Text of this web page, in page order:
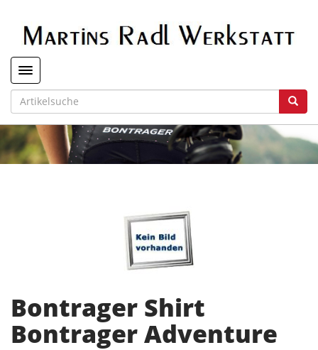
Toggle navigation
Bontrager Shirt
Bontrager Adventure